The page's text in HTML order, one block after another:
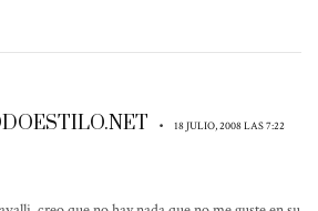
• 18 JULIO, 2008 LAS 7:22